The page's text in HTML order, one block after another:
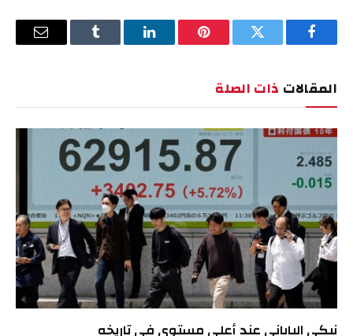
فيسبوك تويتر بينتيريستلينكدإن Tumblr
البريد
المقالات ذات الصلة
نيكي الياباني عند أعلى مستوى في تاريخه